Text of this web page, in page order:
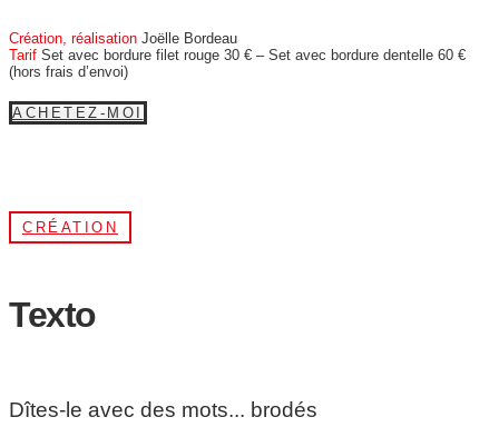
Création, réalisation Joëlle Bordeau
Tarif Set avec bordure filet rouge 30 € – Set avec bordure dentelle 60 €
(hors frais d’envoi)
ACHETEZ-MOI
CRÉATION
Texto
Dîtes-le avec des mots... brodés